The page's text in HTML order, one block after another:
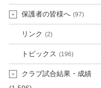
保護者の皆様へ (97)
リンク (2)
トピックス (196)
クラブ試合結果・成績